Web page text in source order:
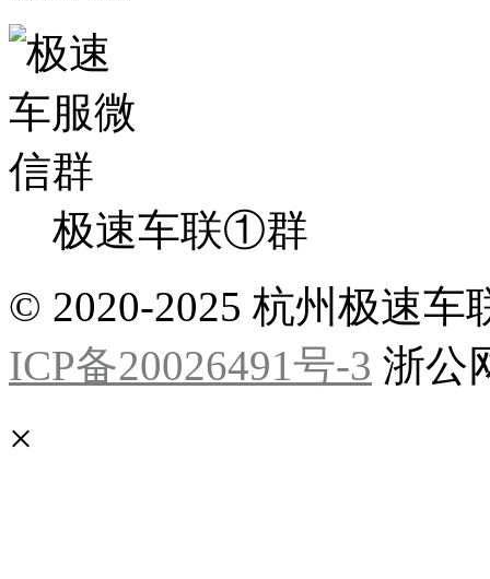
极速车联①群
© 2020-2025 杭州极速
ICP备20026491号-3 浙公
×